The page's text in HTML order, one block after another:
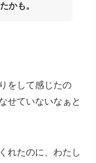
かも。
をして感じたの
せていないなぁと
れたのに、わたし